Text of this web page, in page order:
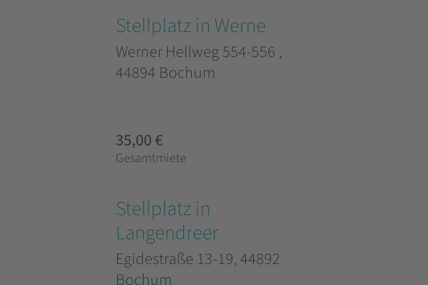
Stellplatz in Werne
Werner Hellweg 554-556 ,
44894 Bochum
35,00 €
Gesamtmiete
Stellplatz in
Langendreer
Egidestraße 13-19, 44892
Bochum